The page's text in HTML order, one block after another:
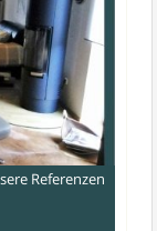
Referenzen